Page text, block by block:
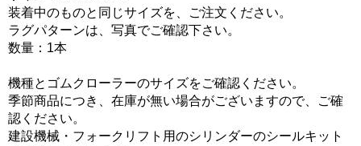
装着中のものと同じサイズを、ご注文ください。
ラグパターンは、写真でご確認下さい。
数量：1本
機種とゴムクローラーのサイズをご確認ください。
季節商品につき、在庫が無い場合がございますので、ご確
認ください。
建設機械・フォークリフト用のシリンダーのシールキット